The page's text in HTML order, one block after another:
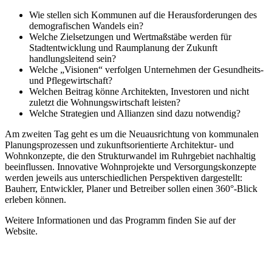
Wie stellen sich Kommunen auf die Herausforderungen des
demografischen Wandels ein?
Welche Zielsetzungen und Wertmaßstäbe werden für
Stadtentwicklung und Raumplanung der Zukunft
handlungsleitend sein?
Welche „Visionen“ verfolgen Unternehmen der Gesundheits-
und Pflegewirtschaft?
Welchen Beitrag könne Architekten, Investoren und nicht
zuletzt die Wohnungswirtschaft leisten?
Welche Strategien und Allianzen sind dazu notwendig?
Am zweiten Tag geht es um die Neuausrichtung von kommunalen
Planungsprozessen und zukunftsorientierte Architektur- und
Wohnkonzepte, die den Strukturwandel im Ruhrgebiet nachhaltig
beeinflussen. Innovative Wohnprojekte und Versorgungskonzepte
werden jeweils aus unterschiedlichen Perspektiven dargestellt:
Bauherr, Entwickler, Planer und Betreiber sollen einen 360°-Blick
erleben können.
Weitere Informationen und das Programm finden Sie auf der
Website.